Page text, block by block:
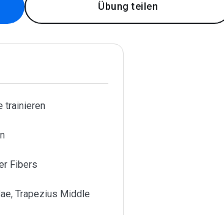
Übung teilen
trainieren
Fibers
Trapezius Middle